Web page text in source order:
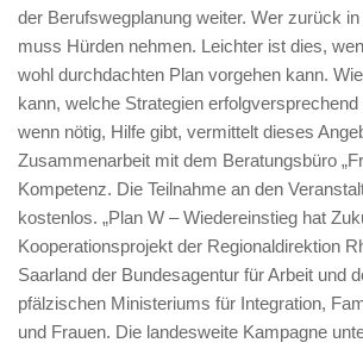
der Berufswegplanung weiter. Wer zurück
muss Hürden nehmen. Leichter ist dies,
wohl durchdachten Plan vorgehen kann.
kann, welche Strategien
wenn nötig, Hilfe gibt, vermittelt dieses
Zusammenarbeit mit dem Beratungsbüro
Kompetenz. Die Teilnahme an den
kostenlos. „Plan W – Wiedereinstieg hat
Kooperationsprojekt der Regionaldirektion
Saarland der Bundesagentur für Arbeit und
pfälzischen Ministeriums für Integration,
und Frauen. Die landesweite Kampagne